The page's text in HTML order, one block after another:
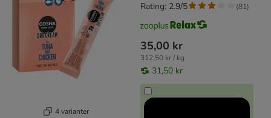
4 varianter
35,00 kr
312,50 kr / kg
31,50 kr
Rating: 2.9/5 (81)